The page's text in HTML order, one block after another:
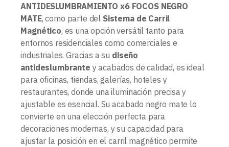
ANTIDESLUMBRAMIENTO x6 FOCOS NEGRO
MATE, como parte del Sistema de Carril
Magnético, es una opción versátil tanto para
entornos residenciales como comerciales e
industriales. Gracias a su diseño
antideslumbrante y acabados de calidad, es ideal
para oficinas, tiendas, galerías, hoteles y
restaurantes, donde una iluminación precisa y
ajustable es esencial. Su acabado negro mate lo
convierte en una elección perfecta para
decoraciones modernas, y su capacidad para
ajustar la posición en el carril magnético permite